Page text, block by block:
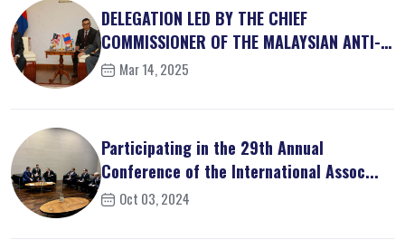
DELEGATION LED BY THE CHIEF
COMMISSIONER OF THE MALAYSIAN ANTI-
CORRUPT...
Mar 14, 2025
Participating in the 29th Annual
Conference of the International Assoc...
Oct 03, 2024